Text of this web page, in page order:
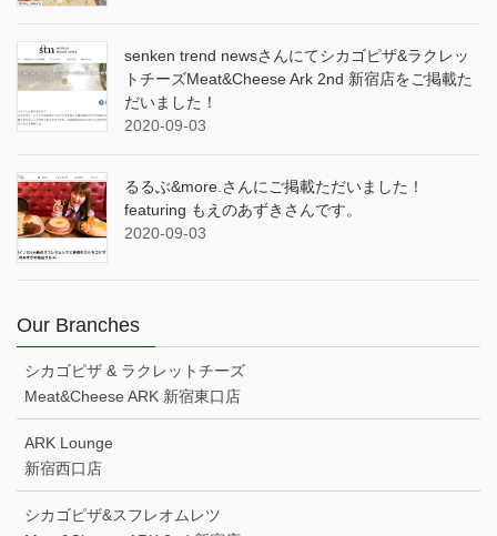
senken trend newsさんにてシカゴピザ&ラクレッ
トチーズMeat&Cheese Ark 2nd 新宿店をご掲載た
だいました！
2020-09-03
るるぶ&more.さんにご掲載ただいました！
featuring もえのあずきさんです。
2020-09-03
Our Branches
シカゴピザ & ラクレットチーズ
Meat&Cheese ARK 新宿東口店
ARK Lounge
新宿西口店
シカゴピザ&スフレオムレツ